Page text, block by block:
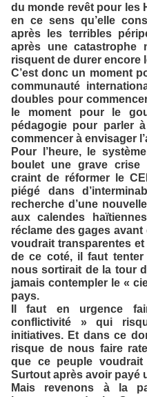
du monde revêt pour les
en ce sens qu’elle
après les terribles
après une catastrophe
risquent de durer encore
C’est donc un moment
communauté
doubles pour
le moment pour le
pédagogie pour parler
commencer à envisager
Pour l’heure, le
boulet une grave crise
craint de réformer le
piégé dans
recherche d’une
aux calendes
réclame des gages avant
voudrait transparentes
de ce coté, il faut
nous sortirait de la tour
jamais contempler le «
pays.
Il faut en urgence
conflictivité » qui
initiatives. Et dans ce
risque de nous faire
que ce peuple
Surtout après avoir payé
Mais revenons à la